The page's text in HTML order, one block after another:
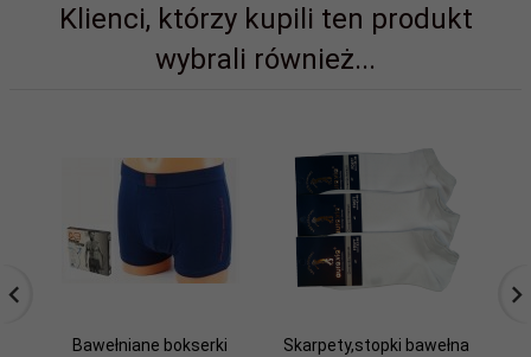
Klienci, którzy kupili ten produkt
wybrali również...
Bawełniane bokserki
Skarpety,stopki bawełna